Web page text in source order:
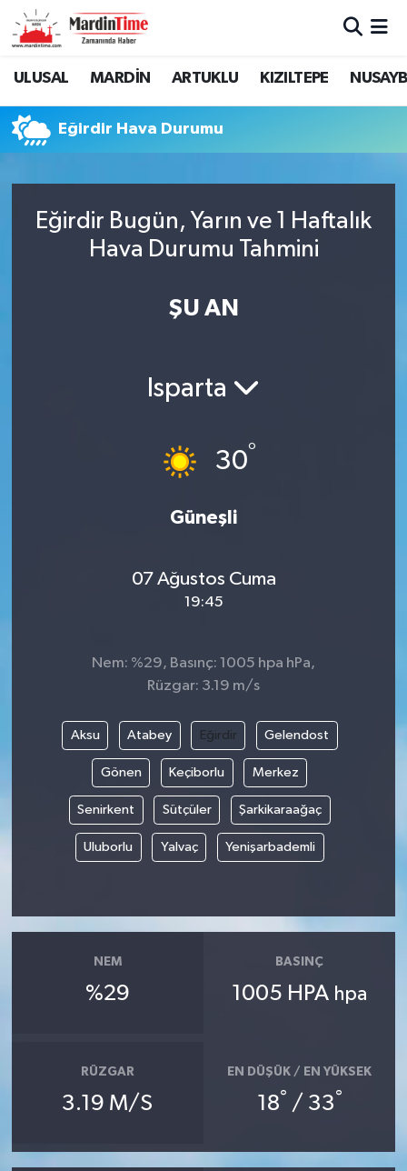
ULUSAL MARDİN ARTUKLU KIZILTEPE
Eğirdir Hava Durumu
Eğirdir Bugün, Yarın ve 1 Haftalık
Hava Durumu Tahmini
ŞU AN
Isparta
30°
Güneşli
07 Ağustos Cuma
19:45
Nem: %29, Basınç: 1005 hpa hPa,
Rüzgar: 3.19 m/s
Aksu Atabey Eğirdir Gelendost
Gönen Keçiborlu Merkez
Senirkent Sütçüler Şarkikaraağaç
Uluborlu Yalvaç Yenişarbademli
NEM
%29
BASINÇ
1005 HPA hpa
RÜZGAR
3.19 M/S
EN DÜŞÜK / EN YÜKSEK
18° / 33°
Mardin Nöbetçi Eczaneler
Mardin Trafik Yoğunluk Haritası
Süper Lig Puan Durumu ve Fikstür